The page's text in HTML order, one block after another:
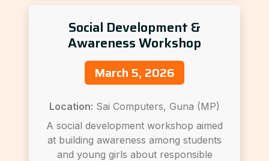
Social Development &
Awareness Workshop
March 5, 2026
Location: Sai Computers, Guna (MP)
A social development workshop aimed
at building awareness among students
and young girls about responsible